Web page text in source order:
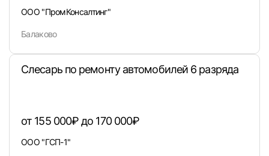
Вход в личный кабинет
Войдите в личный кабинет, чтобы
вакансии с контактами и оставлять отклики
ООО "ПромКонсалтинг"
Балаково
Слесарь по ремонту автомобилей 6 разряда
от 155 000₽ до 170 000₽
ООО "ГСП-1"